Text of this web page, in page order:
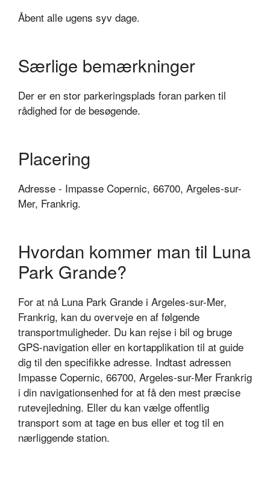
Åbent alle ugens syv dage.
Særlige bemærkninger
Der er en stor parkeringsplads foran parken til
rådighed for de besøgende.
Placering
Adresse - Impasse Copernic, 66700, Argeles-sur-
Mer, Frankrig.
Hvordan kommer man til Luna
Park Grande?
For at nå Luna Park Grande i Argeles-sur-Mer,
Frankrig, kan du overveje en af følgende
transportmuligheder. Du kan rejse i bil og bruge
GPS-navigation eller en kortapplikation til at guide
dig til den specifikke adresse. Indtast adressen
Impasse Copernic, 66700, Argeles-sur-Mer Frankrig
i din navigationsenhed for at få den mest præcise
rutevejledning. Eller du kan vælge offentlig
transport som at tage en bus eller et tog til en
nærliggende station.